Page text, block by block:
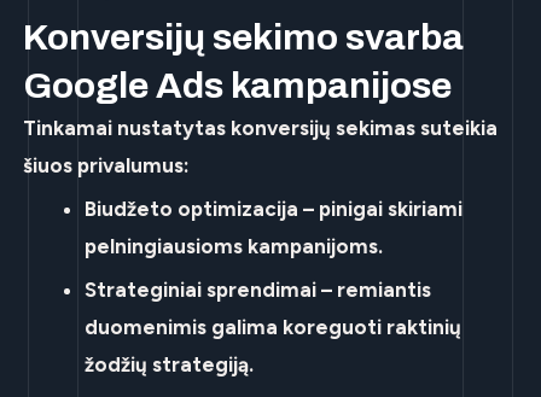
Konversijų sekimo svarba
Google Ads kampanijose
Tinkamai nustatytas konversijų sekimas suteikia
šiuos privalumus:
Biudžeto optimizacija – pinigai skiriami
pelningiausioms kampanijoms.
Strateginiai sprendimai – remiantis
duomenimis galima koreguoti raktinių
žodžių strategiją.